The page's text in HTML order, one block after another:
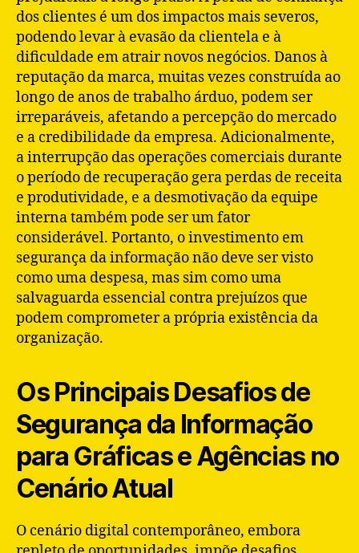
dos clientes é um dos impactos mais severos,
podendo levar à evasão da clientela e à
dificuldade em atrair novos negócios. Danos à
reputação da marca, muitas vezes construída ao
longo de anos de trabalho árduo, podem ser
irreparáveis, afetando a percepção do mercado
e a credibilidade da empresa. Adicionalmente,
a interrupção das operações comerciais durante
o período de recuperação gera perdas de receita
e produtividade, e a desmotivação da equipe
interna também pode ser um fator
considerável. Portanto, o investimento em
segurança da informação não deve ser visto
como uma despesa, mas sim como uma
salvaguarda essencial contra prejuízos que
podem comprometer a própria existência da
organização.
Os Principais Desafios de
Segurança da Informação
para Gráficas e Agências no
Cenário Atual
O cenário digital contemporâneo, embora